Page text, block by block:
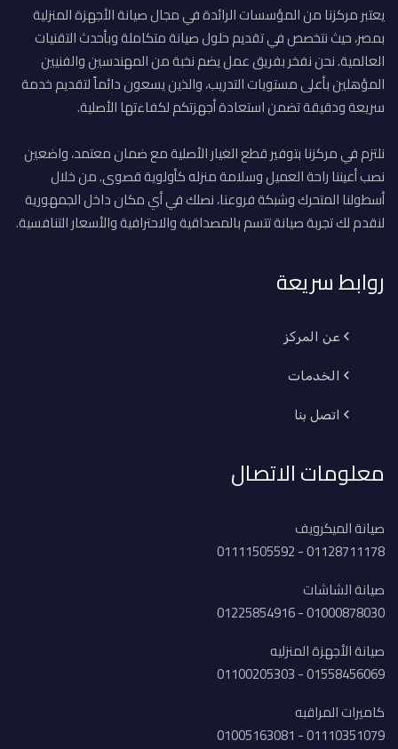
يعتبر مركزنا من المؤسسات الرائدة في مجال صيانة الأجهزة المنزلية
بمصر، حيث نتخصص في تقديم حلول صيانة متكاملة وبأحدث التقنيات
العالمية. نحن نفخر بفريق عمل يضم نخبة من المهندسين والفنيين
المؤهلين بأعلى مستويات التدريب، والذين يسعون دائماً لتقديم خدمة
سريعة ودقيقة تضمن استعادة أجهزتكم لكفاءتها الأصلية.
نلتزم في مركزنا بتوفير قطع الغيار الأصلية مع ضمان معتمد، واضعين
نصب أعيننا راحة العميل وسلامة منزله كأولوية قصوى. من خلال
أسطولنا المتحرك وشبكة فروعنا، نصلك في أي مكان داخل الجمهورية
لنقدم لك تجربة صيانة تتسم بالمصداقية والاحترافية والأسعار التنافسية.
روابط سريعة
عن المركز
الخدمات
اتصل بنا
معلومات الاتصال
صيانة الميكرويف
01128711178 - 01111505592
صيانة الشاشات
01000878030 - 01225854916
صيانة الأجهزة المنزليه
01558456069 - 01100205303
كاميرات المراقبه
01110351079 - 01005163081